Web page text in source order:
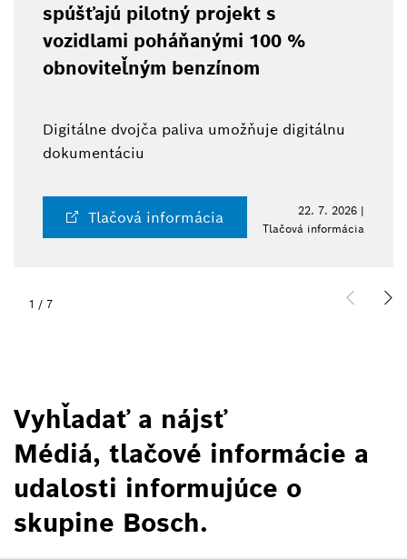
spúšťajú pilotný projekt s
vozidlami poháňanými 100 %
obnoviteľným benzínom
Digitálne dvojča paliva umožňuje digitálnu
dokumentáciu
Tlačová informácia
22. 7. 2026 |
Tlačová informácia
1 / 7
Vyhľadať a nájsť
Médiá, tlačové informácie a
udalosti informujúce o
skupine Bosch.